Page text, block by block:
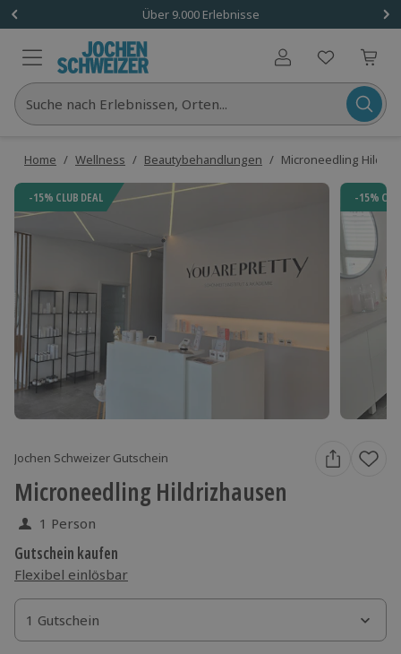
Über 9.000 Erlebnisse
Benutzerkonto
Suche nach Erlebnissen, Orten...
Home / Wellness / Beautybehandlungen / Microneedling
-15% CLUB DEAL -15%
Jochen Schweizer Gutschein
Microneedling Hildrizhausen
1 Person
Gutschein kaufen
Flexibel einlösbar
1 Gutschein
1 Gutschein
1 Gutschein